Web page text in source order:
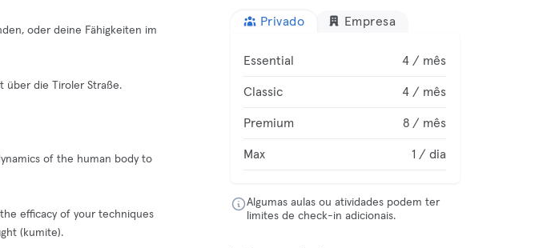
oder deine Fähigkeiten im
über die Tiroler Straße.
of the human body to
efficacy of your techniques
(kumite).
Privado Empresa
Essential 4 / mês
Classic 4 / mês
Premium 8 / mês
Max 1 / dia
Algumas aulas ou atividades podem ter
limites de check-in adicionais.